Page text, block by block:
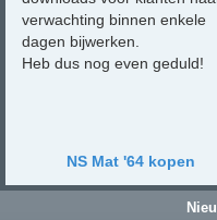
verwachting binnen enkele
dagen bijwerken.
Heb dus nog even geduld!
NS Mat '64 kopen